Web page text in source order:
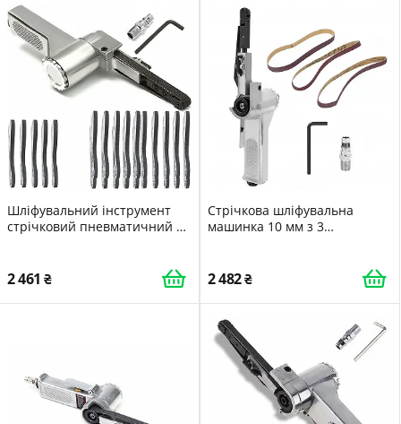
Шліфувальний інструмент
стрічковий пневматичний 10
2 461
Стрічкова шліфувальна
машинка 10 мм з 3
2 482